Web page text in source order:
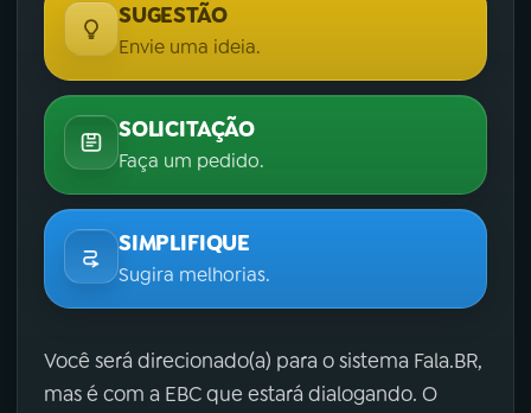
SUGESTÃO
Envie uma ideia.
SOLICITAÇÃO
Faça um pedido.
SIMPLIFIQUE
Sugira melhorias.
Você será direcionado(a) para o sistema Fala.BR,
mas é com a EBC que estará dialogando. O